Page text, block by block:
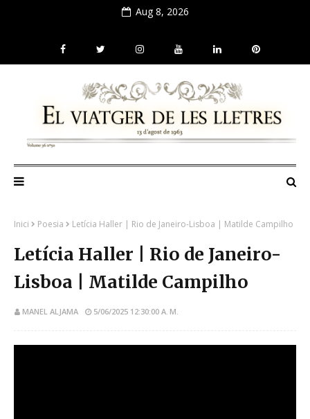
Aug 8, 2026
Inici Poesia Letícia Haller | Rio de Janeiro-Lisboa | Matilde Campilho
Letícia Haller | Rio de Janeiro-
Lisboa | Matilde Campilho
MANEL ALJAMA 5/06/2025 12:30:00 A. M.